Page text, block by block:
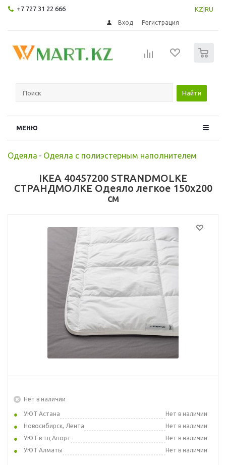
+7 727 31 22 666 KZ RU
Вход Регистрация
Найти
МЕНЮ
Одеяла - Одеяла с полиэстерным наполнителем
IKEA 40457200 STRANDMOLKE
СТРАНДМОЛКЕ Одеяло легкое 150x200
см
Нет в наличии
УЮТ Астана
Нет в наличии
Новосибирск, Лента
Нет в наличии
УЮТ в тц Апорт
Нет в наличии
УЮТ Алматы
Нет в наличии